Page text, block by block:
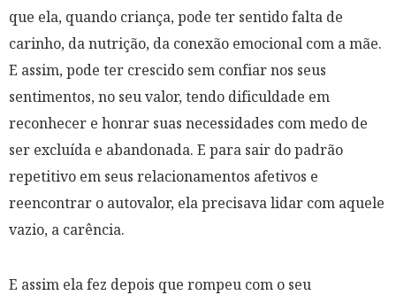
que ela, quando criança, pode ter sentido falta de
carinho, da nutrição, da conexão emocional com a mãe.
E assim, pode ter crescido sem confiar nos seus
sentimentos, no seu valor, tendo dificuldade em
reconhecer e honrar suas necessidades com medo de
ser excluída e abandonada. E para sair do padrão
repetitivo em seus relacionamentos afetivos e
reencontrar o autovalor, ela precisava lidar com aquele
vazio, a carência.
E assim ela fez depois que rompeu com o seu